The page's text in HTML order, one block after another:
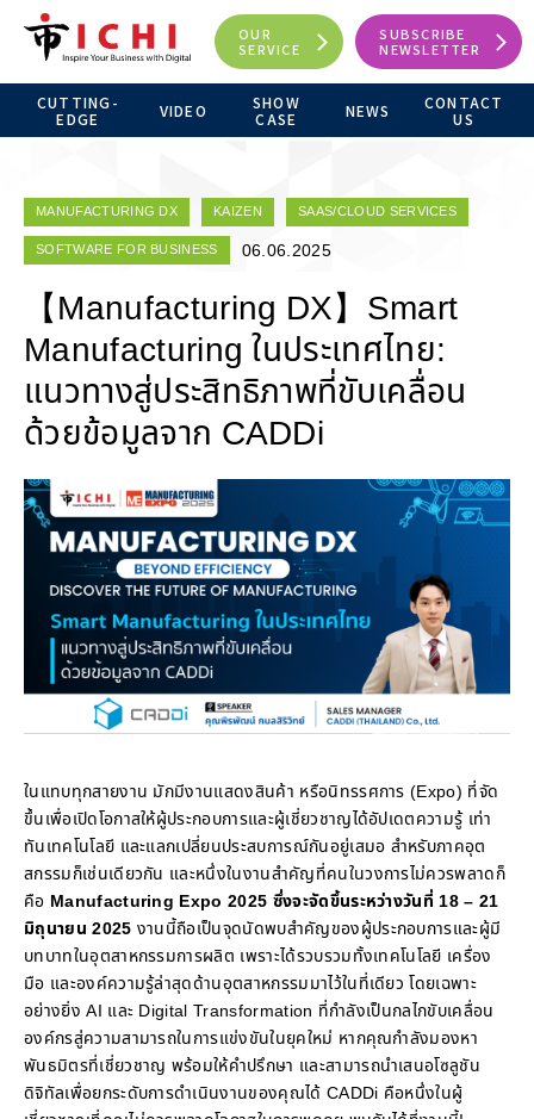
OUR
SERVICE
SUBSCRIBE
NEWSLETTER
CUTTING-
EDGE
VIDEO
SHOW
CASE
NEWS
CONTACT
US
MANUFACTURING DX KAIZEN
SAAS/CLOUD SERVICES
SOFTWARE FOR BUSINESS
06.06.2025
【Manufacturing DX】Smart
Manufacturing ในประเทศไทย:
แนวทางสู่ประสิทธิภาพที่ขับเคลื่อน
ด้วยข้อมูลจาก CADDi
ในแทบทุกสายงาน มักมีงานแสดงสินค้า หรือนิทรรศการ (Expo) ที่จัด
ขึ้นเพื่อเปิดโอกาสให้ผู้ประกอบการและผู้เชี่ยวชาญได้อัปเดตความรู้ เท่า
ทันเทคโนโลยี และแลกเปลี่ยนประสบการณ์กันอยู่เสมอ สำหรับภาคอุต
สกรรมก็เช่นเดียวกัน และหนึ่งในงานสำคัญที่คนในวงการไม่ควรพลาดก็
คือ Manufacturing Expo 2025 ซึ่งจะจัดขึ้นระหว่างวันที่ 18 – 21
มิถุนายน 2025 งานนี้ถือเป็นจุดนัดพบสำคัญของผู้ประกอบการและผู้มี
บทบาทในอุตสาหกรรมการผลิต เพราะได้รวบรวมทั้งเทคโนโลยี เครื่อง
มือ และองค์ความรู้ล่าสุดด้านอุตสาหกรรมมาไว้ในที่เดียว โดยเฉพาะ
อย่างยิ่ง AI และ Digital Transformation ที่กำลังเป็นกลไกขับเคลื่อน
องค์กรสู่ความสามารถในการแข่งขันในยุคใหม่ หากคุณกำลังมองหา
พันธมิตรที่เชี่ยวชาญ พร้อมให้คำปรึกษา และสามารถนำเสนอโซลูชัน
ดิจิทัลเพื่อยกระดับการดำเนินงานของคุณได้ CADDi คือหนึ่งในผู้